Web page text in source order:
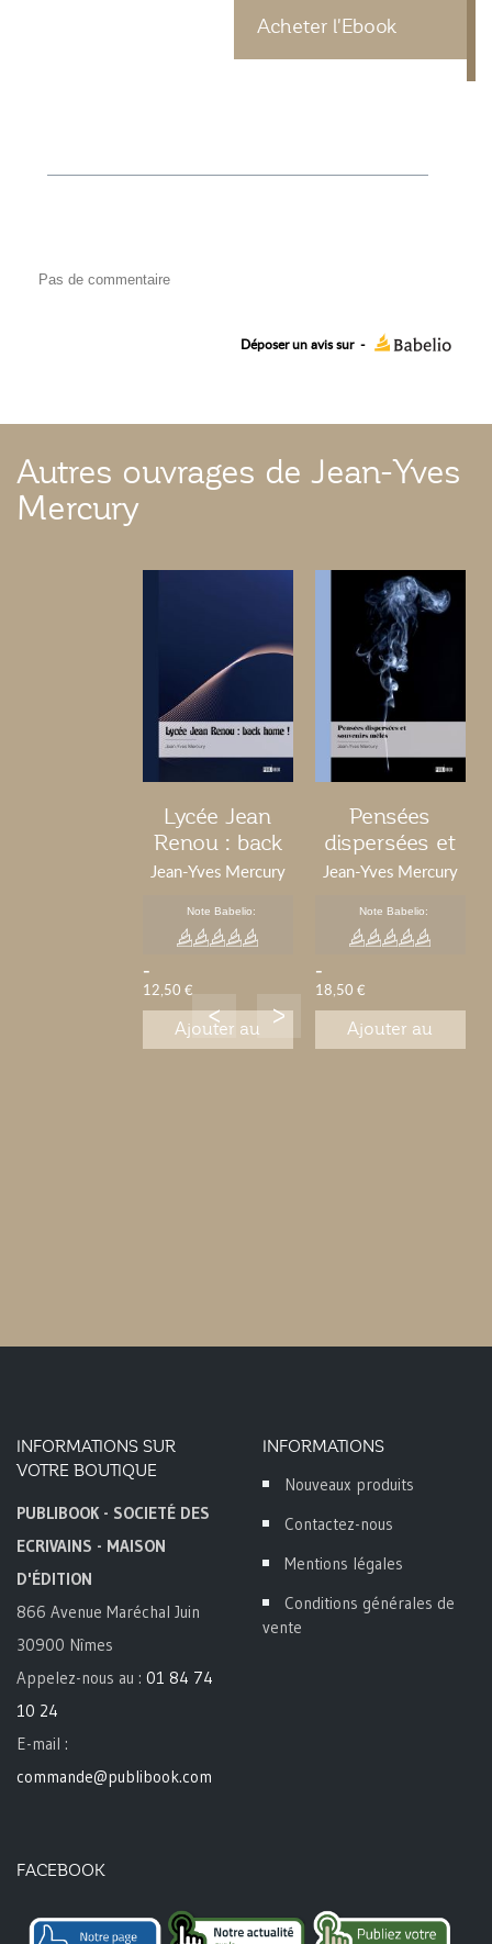
Acheter l'Ebook
Pas de commentaire
Déposer un avis sur -
Autres ouvrages de Jean-Yves
Mercury
Lycée Jean
Renou : back
home !
Jean-Yves Mercury
Note Babelio:
-
12,50 €
Ajouter au
Pensées
dispersées et
souvenirs
Jean-Yves Mercury
Note Babelio:
-
18,50 €
Ajouter au
INFORMATIONS SUR
VOTRE BOUTIQUE
PUBLIBOOK - SOCIETÉ DES
ECRIVAINS - MAISON
D'ÉDITION
866 Avenue Maréchal Juin
30900 Nîmes
Appelez-nous au : 01 84 74
10 24
E-mail :
commande@publibook.com
INFORMATIONS
Nouveaux produits
Contactez-nous
Mentions légales
Conditions générales de
vente
FACEBOOK